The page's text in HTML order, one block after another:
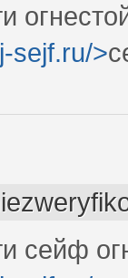
sejf.ru/>
сейф